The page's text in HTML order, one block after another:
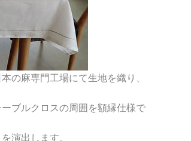
の麻専門工場にて生地を織り、
ブルクロスの周囲を額縁仕様で
演出します。